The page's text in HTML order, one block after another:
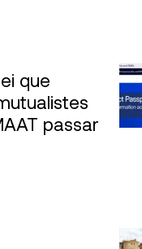
que
passar